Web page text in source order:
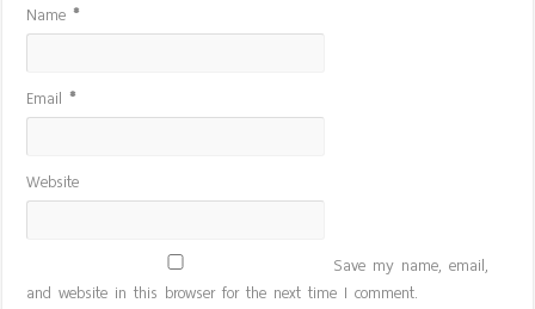
Name*
Email*
Website
Save my name, email,
and website in this browser for the next time I comment.